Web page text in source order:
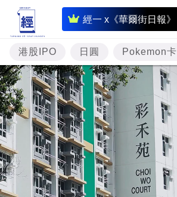
經一 x《華爾街日報》
即
時
財
經
專
題
投
資
樓
市
港股IPO 日圓 Pokemon卡